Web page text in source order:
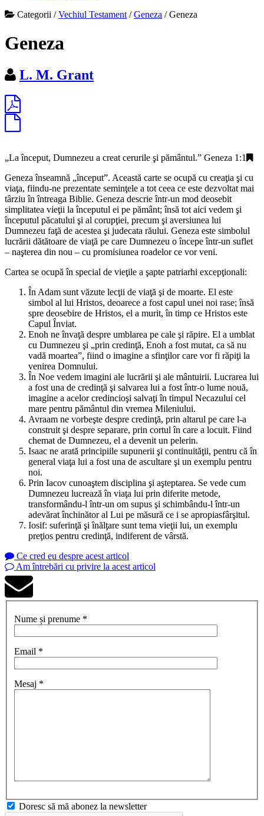
Categorii /Vechiul Testament /Geneza /Geneza
Geneza
L. M. Grant
„La început, Dumnezeu a creat cerurile şi pământul.” Geneza 1:1
Geneza înseamnă „început”. Această carte se ocupă cu creaţia şi cu
viaţa, fiindu-ne prezentate seminţele a tot ceea ce este dezvoltat mai
târziu în întreaga Biblie. Geneza descrie într-un mod deosebit
simplitatea vieţii la începutul ei pe pământ; însă tot aici vedem şi
începutul păcatului şi al corupţiei, precum şi aversiunea lui
Dumnezeu faţă de acestea şi judecata răului. Geneza este simbolul
lucrării dătătoare de viaţă pe care Dumnezeu o începe într-un suflet
– naşterea din nou – cu promisiunea roadelor ce vor veni.
Cartea se ocupă în special de vieţile a şapte patriarhi excepţionali:
În Adam sunt văzute lecţii de viaţă şi de moarte. El este
simbol al lui Hristos, deoarece a fost capul unei noi rase; însă
spre deosebire de Hristos, el a murit, în timp ce Hristos este
Capul Înviat.
Enoh ne învaţă despre umblarea pe cale şi răpire. El a umblat
cu Dumnezeu şi „prin credinţă, Enoh a fost mutat, ca să nu
vadă moartea”, fiind o imagine a sfinţilor care vor fi răpiţi la
venirea Domnului.
În Noe vedem imagini ale lucrării şi ale mântuirii. Lucrarea lui
a fost una de credinţă şi salvarea lui a fost într-o lume nouă,
imagine a acelor credincioşi salvaţi în timpul Necazului cel
mare pentru pământul din vremea Mileniului.
Avraam ne vorbeşte despre credinţă, prin altarul pe care l-a
construit şi despre separare, prin cortul în care a locuit. Fiind
chemat de Dumnezeu, el a devenit un pelerin.
Isaac ne arată principiile supunerii şi continuităţii, pentru că în
general viaţa lui a fost una de ascultare şi un exemplu pentru
noi.
Prin Iacov cunoaştem disciplina şi aşteptarea. Se vede cum
Dumnezeu lucrează în viaţa lui prin diferite metode,
transformându-l într-un om supus şi schimbându-l într-un
adevărat închinător al Lui pe măsură ce i se apropiasfârşitul.
Iosif: suferinţă şi înălţare sunt tema vieţii lui, un exemplu
preţios pentru credinţă, indiferent de vârstă.
Ce cred eu despre acest articol
Am întrebări cu privire la acest articol
Nume și prenume *
Email *
Mesaj *
Doresc să mă abonez la newsletter